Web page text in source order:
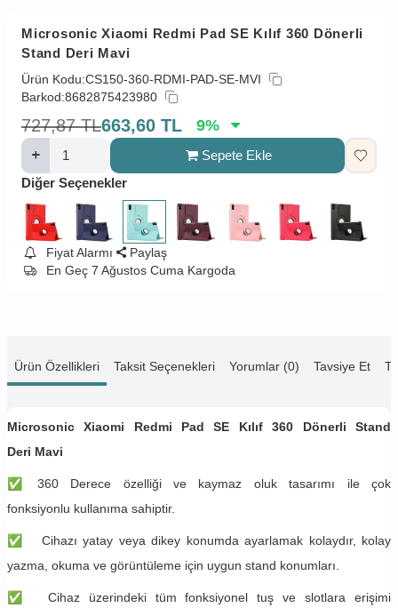
Microsonic Xiaomi Redmi Pad SE Kılıf 360 Dönerli
Stand Deri Mavi
Ürün Kodu:CS150-360-RDMI-PAD-SE-MVI
Barkod:8682875423980
727,87 TL663,60 TL 9%
Sepete Ekle
Diğer Seçenekler
Fiyat Alarmı
Paylaş
En Geç 7 Ağustos Cuma Kargoda
Ürün Özellikleri Taksit Seçenekleri Yorumlar (0) Tavsiye Et
Microsonic Xiaomi Redmi Pad SE Kılıf 360 Dönerli Stand
Deri Mavi
✅ 360 Derece özelliği ve kaymaz oluk tasarımı ile çok
fonksiyonlu kullanıma sahiptir.
✅ Cihazı yatay veya dikey konumda ayarlamak kolaydır, kolay
yazma, okuma ve görüntüleme için uygun stand konumları.
✅ Cihaz üzerindeki tüm fonksiyonel tuş ve slotlara erişimi